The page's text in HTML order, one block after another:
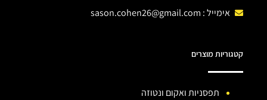
אימייל : sason.cohen26@gmail.com
קטגוריות מוצרים
תפסניות ואקום ונטוזה